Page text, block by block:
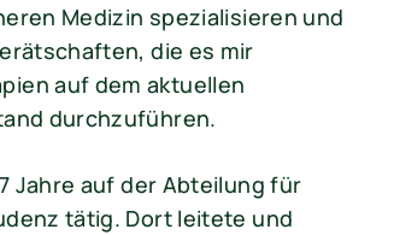
Medizin spezialisieren und
die es mir
auf dem aktuellen
durchzuführen.
Jahre auf der Abteilung für
tätig. Dort leitete und